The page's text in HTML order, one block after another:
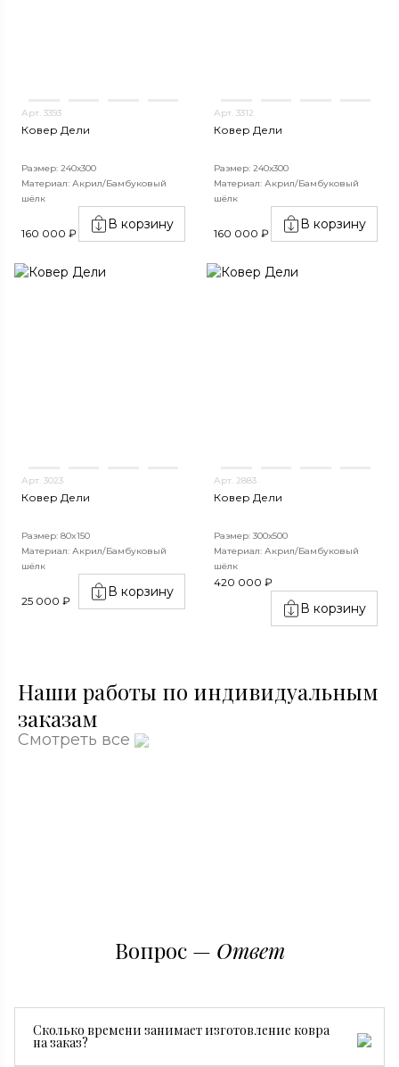
Арт. 3393
Ковер Дели
Размер: 240х300
Материал: Акрил/Бамбуковый
шёлк
160 000 ₽
В корзину
Арт. 3312
Ковер Дели
Размер: 240х300
Материал: Акрил/Бамбуковый
шёлк
160 000 ₽
В корзину
Арт. 3023
Ковер Дели
Размер: 80x150
Материал: Акрил/Бамбуковый
шёлк
25 000 ₽
В корзину
Арт. 2883
Ковер Дели
Размер: 300х500
Материал: Акрил/Бамбуковый
шёлк
420 000 ₽
В корзину
Наши работы по индивидуальным
заказам
Смотреть все
Вопрос — Ответ
Сколько времени занимает изготовление ковра
на заказ?